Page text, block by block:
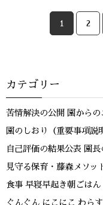
1 2
カテゴリー
苦情解決の公開 園からの
園のしおり（重要事項説
自己評価の結果公表 園長
見守る保育・藤森メソッ
食事 早寝早起き朝ごはん
ぐんぐん にこにこ わらす